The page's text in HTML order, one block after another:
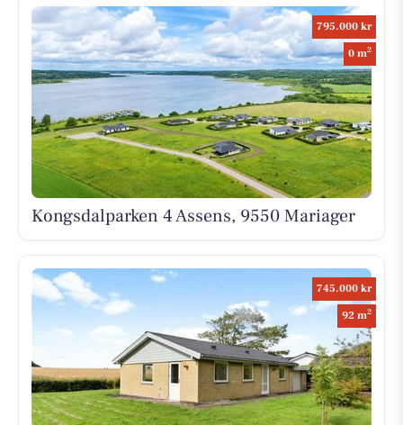
795.000 kr
0 m2
Kongsdalparken 4 Assens, 9550 Mariager
745.000 kr
92 m2